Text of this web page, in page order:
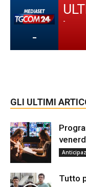
-
-
GLI ULTIMI
Tutto